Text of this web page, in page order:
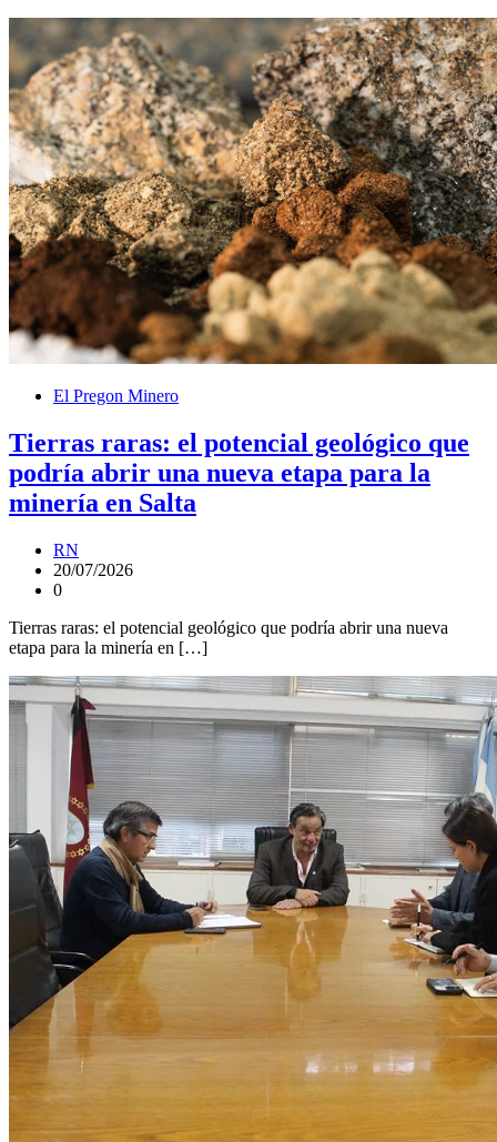
El Pregon Minero
Tierras raras: el potencial geológico que
podría abrir una nueva etapa para la
minería en Salta
RN
20/07/2026
0
Tierras raras: el potencial geológico que podría abrir una nueva
etapa para la minería en […]